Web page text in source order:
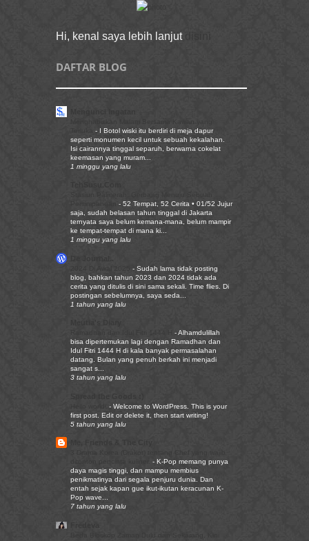
Hi, kenal saya lebih lanjut
DAFTAR BLOG
- I Botol wiski itu berdiri di meja dapur
seperti monumen kecil untuk sebuah kekalahan.
Isi cairannya tinggal separuh, berwarna cokelat
keemasan yang muram...
1 minggu yang lalu
- 52 Tempat, 52 Cerita • 01/52 Jujur
saja, sudah belasan tahun tinggal di Jakarta
ternyata saya belum kemana-mana, belum mampir
ke tempat-tempat di mana ki...
1 minggu yang lalu
- Sudah lama tidak posting
blog, bahkan tahun 2023 dan 2024 tidak ada
cerita yang ditulis di sini sama sekali. Time flies. Di
postingan sebelumnya, saya seda...
1 tahun yang lalu
-Alhamdulillah
bisa dipertemukan lagi dengan Ramadhan dan
Idul Fitri 1444 H di kala banyak permasalahan
datang. Bulan yang penuh berkah ini menjadi
sangat s...
3 tahun yang lalu
- Welcome to WordPress. This is your
first post. Edit or delete it, then start writing!
5 tahun yang lalu
- K-Pop memang punya
daya magis tinggi, dan mampu membius
penikmatinya dari segala penjuru dunia. Dan
entah sejak kapan gue ikut-ikutan keracunan K-
Pop wave...
7 tahun yang lalu